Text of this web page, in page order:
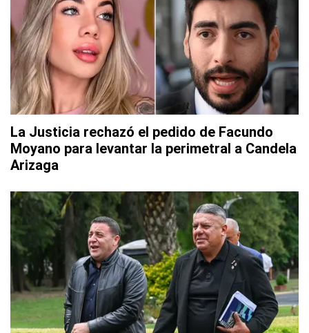
La Justicia rechazó el pedido de Facundo
Moyano para levantar la perimetral a Candela
Arizaga